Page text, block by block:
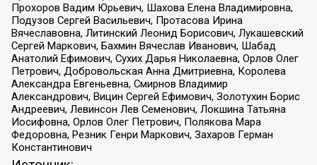
Прохоров Вадим Юрьевич, Шахова Елена Владимировна,
Подузов Сергей Васильевич, Протасова Ирина
Вячеславовна, Литинский Леонид Борисович, Лукашевский
Сергей Маркович, Бахмин Вячеслав Иванович, Шабад
Анатолий Ефимович, Сухих Дарья Николаевна, Орлов Олег
Петрович, Добровольская Анна Дмитриевна, Королева
Александра Евгеньевна, Смирнов Владимир
Александрович, Вицин Сергей Ефимович, Золотухин Борис
Андреевич, Левинсон Лев Семенович, Локшина Татьяна
Иосифовна, Орлов Олег Петрович, Полякова Мара
Федоровна, Резник Генри Маркович, Захаров Герман
Константинович